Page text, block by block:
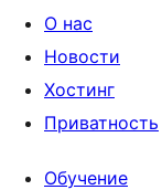
О нас
Новости
Хостинг
Приватность
Обучение